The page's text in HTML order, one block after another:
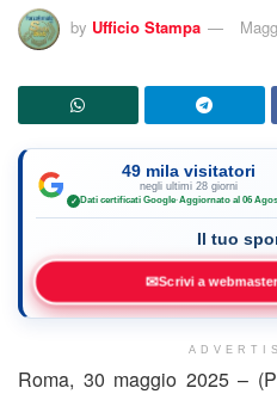
by Ufficio Stampa
49 mila visitatori
negli ultimi 28 giorni
✓ Dati certificati Google·Aggiornato al 06
Il tuo
✉Scrivi a
Roma, 30 maggio 2025 –